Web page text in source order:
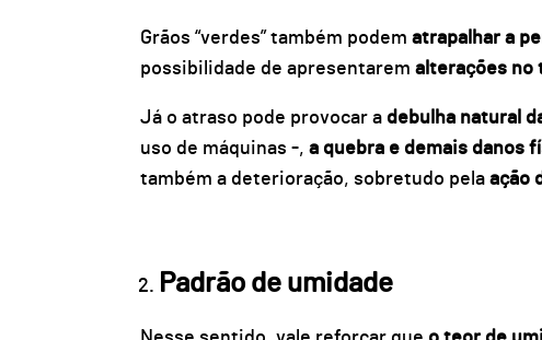
Grãos “verdes” também podem atrapalhar a
possibilidade de apresentarem alterações no
Já o atraso pode provocar a debulha natural
uso de máquinas -, a quebra e demais danos
também a deterioração, sobretudo pela ação
Padrão de umidade